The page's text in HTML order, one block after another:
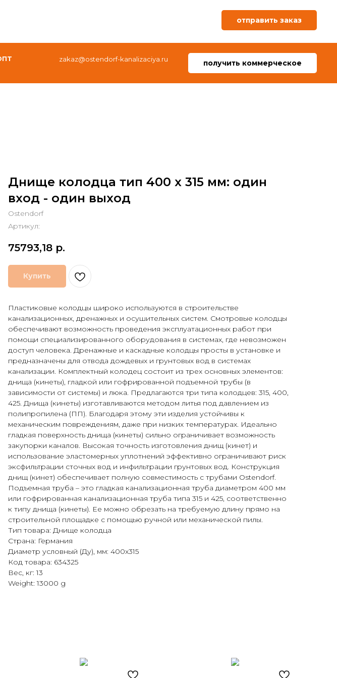
отправить заказ
zakaz@ostendorf-kanalizaciya.ru получить коммерческое
Днище колодца тип 400 х 315 мм: один
вход - один выход
Ostendorf
Артикул:
75793,18 р.
Купить
Пластиковые колодцы широко используются в строительстве
канализационных, дренажных и осушительных систем. Смотровые колодцы
обеспечивают возможность проведения эксплуатационных работ при
помощи специализированного оборудования в системах, где невозможен
доступ человека. Дренажные и каскадные колодцы просты в установке и
предназначены для отвода дождевых и грунтовых вод в системах
канализации. Комплектный колодец состоит из трех основных элементов:
днища (кинеты), гладкой или гофрированной подъемной трубы (в
зависимости от системы) и люка. Предлагаются три типа колодцев: 315, 400,
425. Днища (кинеты) изготавливаются методом литья под давлением из
полипропилена (ПП). Благодаря этому эти изделия устойчивы к
механическим повреждениям, даже при низких температурах. Идеально
гладкая поверхность днища (кинеты) сильно ограничивает возможность
закупорки каналов. Высокая точность изготовления днищ (кинет) и
использование эластомерных уплотнений эффективно ограничивают риск
эксфильтрации сточных вод и инфильтрации грунтовых вод. Конструкция
днищ (кинет) обеспечивает полную совместимость с трубами Ostendorf.
Подъемная труба – это гладкая канализационная труба диаметром 400 мм
или гофрированная канализационная труба типа 315 и 425, соответственно
к типу днища (кинеты). Ее можно обрезать на требуемую длину прямо на
строительной площадке с помощью ручной или механической пилы.
Тип товара: Днище колодца
Страна: Германия
Диаметр условный (Ду), мм: 400х315
Код товара: 634325
Вес, кг: 13
Weight: 13000 g